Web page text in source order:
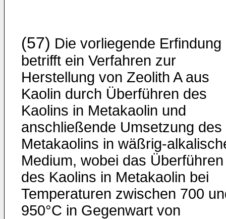
(57) Die vorliegende Erfindung
betrifft ein Verfahren zur
Herstellung von Zeolith A aus
Kaolin durch Überführen des
Kaolins in Metakaolin und
anschließende Umsetzung des
Metakaolins in wäßrig-
Medium, wobei das Überführen
des Kaolins in Metakaolin bei
Temperaturen zwischen 700
950°C in Gegenwart von